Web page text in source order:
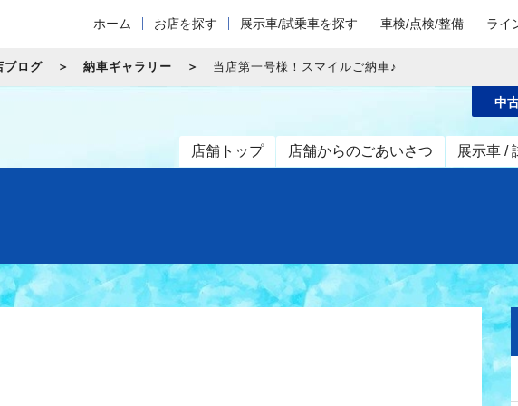
ホーム お店を探す 展示車/試乗車を探す 車検/点検/整備 ライ
ブログ 納車ギャラリー 当店第一号様！スマイルご納車♪
店舗トップ 店舗からのごあいさつ 展示車 /
中